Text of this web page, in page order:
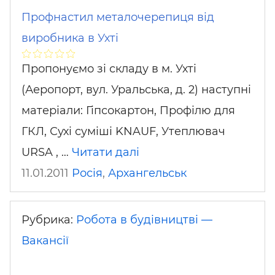
Профнастил металочерепиця від
виробника в Ухті
Пропонуємо зі складу в м. Ухті
(Аеропорт, вул. Уральська, д. 2) наступні
матеріали: Гіпсокартон, Профілю для
ГКЛ, Сухі суміші KNAUF, Утеплювач
URSA , … Читати далі
11.01.2011 Росія, Архангельськ
Рубрика: Робота в будівництві —
Вакансії